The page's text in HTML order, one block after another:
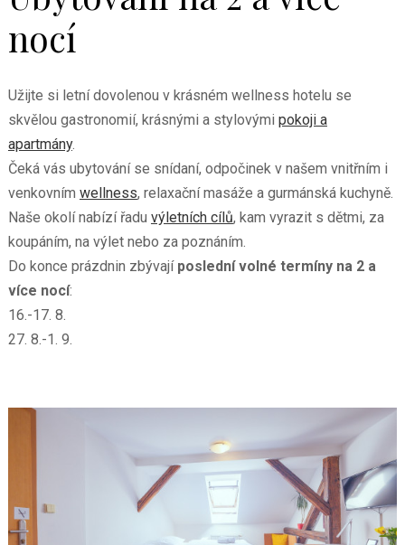
nocí
Užijte si letní dovolenou v krásném wellness hotelu se
skvělou gastronomií, krásnými a stylovými pokoji a
apartmány.
Čeká vás ubytování se snídaní, odpočinek v našem vnitřním i
venkovním wellness, relaxační masáže a gurmánská kuchyně.
Naše okolí nabízí řadu výletních cílů, kam vyrazit s dětmi, za
koupáním, na výlet nebo za poznáním.
Do konce prázdnin zbývají poslední volné termíny na 2 a
více nocí:
16.-17. 8.
27. 8.-1. 9.